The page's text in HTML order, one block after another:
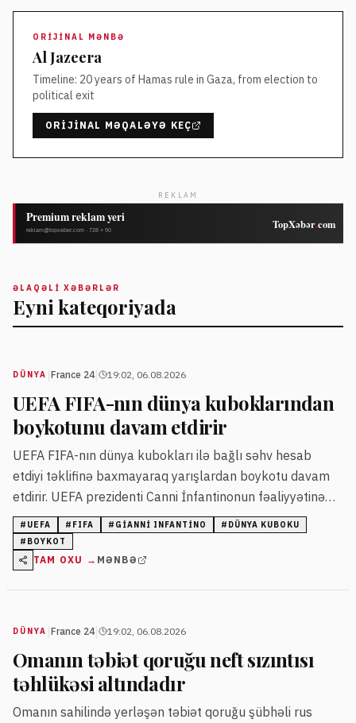
ORIJINAL MƏNBƏ
Al Jazeera
Timeline: 20 years of Hamas rule in Gaza, from election to
political exit
ORIJINAL MƏQALƏYƏ KEÇ
REKLAM
ƏLAQƏLI XƏBƏRLƏR
Eyni kateqoriyada
DÜNYA France 24| 19:02, 06.08.2026
UEFA FIFA-nın dünya kuboklarından
boykotunu davam etdirir
UEFA FIFA-nın dünya kubokları ilə bağlı səhv hesab
etdiyi təklifinə baxmayaraq yarışlardan boykotu davam
etdirir. UEFA prezidenti Canni İnfantinonun fəaliyyətinə
etimadsızlıq bildirib və tələblərin yerinə yetirilmədiyini
vurğulayıb.
# UEFA # FIFA # GIANNI INFANTINO # DÜNYA KUBOKU
# BOYKOT
TAM OXU → MƏNBƏ
DÜNYA France 24| 19:02, 06.08.2026
Omanın təbiət qoruğu neft sızıntısı
təhlükəsi altındadır
Omanın sahilində yerləşən təbiət qoruğu şübhəli rus